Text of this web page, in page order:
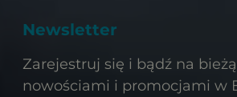
Newsletter
Zarejestruj się i bądź na
nowościami i promocjami w